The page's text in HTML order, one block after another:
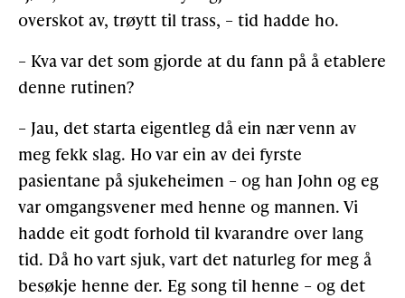
overskot av, trøytt til trass, – tid hadde ho.
– Kva var det som gjorde at du fann på å etablere
denne rutinen?
– Jau, det starta eigentleg då ein nær venn av
meg fekk slag. Ho var ein av dei fyrste
pasientane på sjukeheimen – og han John og eg
var omgangsvener med henne og mannen. Vi
hadde eit godt forhold til kvarandre over lang
tid. Då ho vart sjuk, vart det naturleg for meg å
besøkje henne der. Eg song til henne – og det